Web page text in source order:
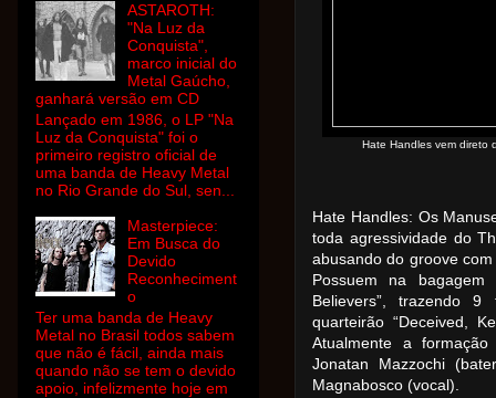
Hate Handles vem direto
Hate Handles: Os
toda agressividade do
abusando do groove
Possuem na
Believers”, trazendo
quarteirão “Deceived,
Atualmente a
Jonatan Mazzochi
Magnabosco (vocal).
ASTAROTH:
"Na Luz da
Conquista",
marco inicial do
Metal Gaúcho,
ganhará versão em CD
Lançado em 1986, o LP "Na
Luz da Conquista" foi o
primeiro registro oficial de
uma banda de Heavy Metal
no Rio Grande do Sul, sen...
Masterpiece:
Em Busca do
Devido
Reconheciment
o
Ter uma banda de Heavy
Metal no Brasil todos sabem
que não é fácil, ainda mais
quando não se tem o devido
apoio, infelizmente hoje em